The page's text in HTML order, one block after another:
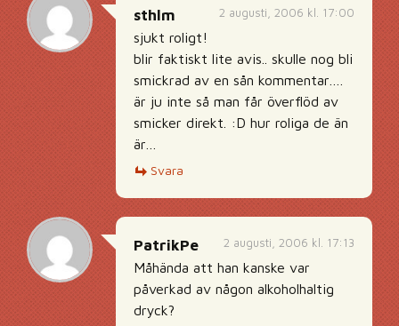
2 augusti, 2006 kl. 17:00
sthlm
sjukt roligt!
blir faktiskt lite avis.. skulle nog bli
smickrad av en sån kommentar….
är ju inte så man får överflöd av
smicker direkt. :D hur roliga de än
är…
Svara
2 augusti, 2006 kl. 17:13
PatrikPe
Måhända att han kanske var
påverkad av någon alkoholhaltig
dryck?